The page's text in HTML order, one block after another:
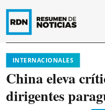
INTERNACIONALES
China eleva
dirigentes